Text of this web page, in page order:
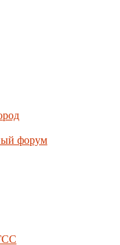
форум